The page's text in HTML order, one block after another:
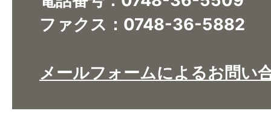
ファクス：0748-36-5882
メールフォームによるお問い